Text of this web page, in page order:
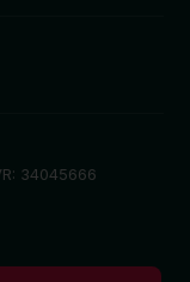
34045666